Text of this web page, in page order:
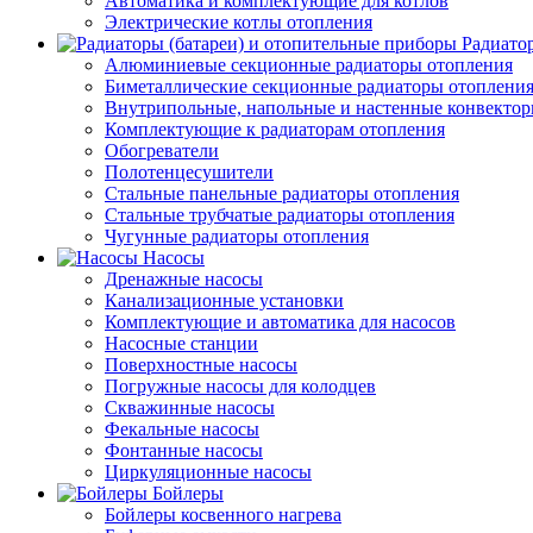
Электрические котлы отопления
Алюминиевые секционные радиаторы отопления
Биметаллические секционные радиаторы отопления
Внутрипольные, напольные и настенные
Комплектующие к радиаторам отопления
Обогреватели
Полотенцесушители
Стальные панельные радиаторы отопления
Стальные трубчатые радиаторы отопления
Чугунные радиаторы отопления
Насосы
Дренажные насосы
Канализационные установки
Комплектующие и автоматика для насосов
Насосные станции
Поверхностные насосы
Погружные насосы для колодцев
Скважинные насосы
Фекальные насосы
Фонтанные насосы
Циркуляционные насосы
Бойлеры
Бойлеры косвенного нагрева